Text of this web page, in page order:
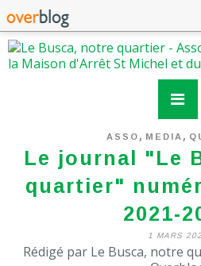
ASSO , MEDIA ,
Le journal "Le
quartier"
2021-
1 MARS
Rédigé par Le Busca, notre